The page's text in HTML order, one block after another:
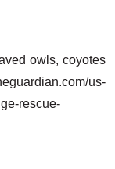
owls, coyotes
us-
rescue-